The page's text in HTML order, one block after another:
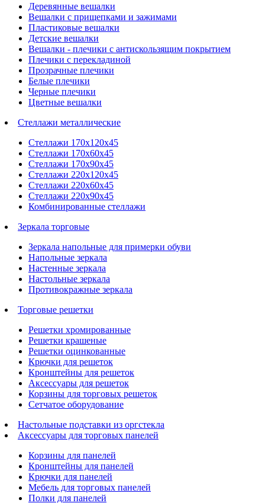
Деревянные вешалки
Вешалки с прищепками и зажимами
Пластиковые вешалки
Детские вешалки
Вешалки - плечики с антискользящим покрытием
Плечики с перекладиной
Прозрачные плечики
Белые плечики
Черные плечики
Цветные вешалки
Стеллажи металлические
Стеллажи 170х120х45
Стеллажи 170х60х45
Стеллажи 170х90х45
Стеллажи 220х120х45
Стеллажи 220х60х45
Стеллажи 220х90х45
Комбинированные стеллажи
Зеркала торговые
Зеркала напольные для примерки обуви
Напольные зеркала
Настенные зеркала
Настольные зеркала
Противокражные зеркала
Торговые решетки
Решетки хромированные
Решетки крашеные
Решетки оцинкованные
Крючки для решеток
Кронштейны для решеток
Аксессуары для решеток
Корзины для торговых решеток
Сетчатое оборудование
Настольные подставки из оргстекла
Аксессуары для торговых панелей
Корзины для панелей
Кронштейны для панелей
Крючки для панелей
Мебель для торговых панелей
Полки для панелей